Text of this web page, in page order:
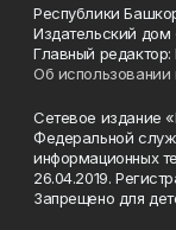
Республики
Издательский дом
Главный
Об использовании
Сетевое издание
Федеральной
информационных
26.04.2019.
Запрещено для